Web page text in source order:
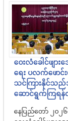
ဝေးလံခေါင်ဖျာ
ရေး ပလက်ဖောင်း
သင်ကြားနိုင်သည်
ဆောင်ရွက်ကြရ
နေပြည်တော် ၂၀၂